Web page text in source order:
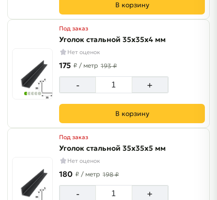
В корзину
Под заказ
Уголок стальной 35х35х4 мм
Нет оценок
175 ₽ / метр 193 ₽
- +
В корзину
Под заказ
Уголок стальной 35х35х5 мм
Нет оценок
180 ₽ / метр 198 ₽
- +